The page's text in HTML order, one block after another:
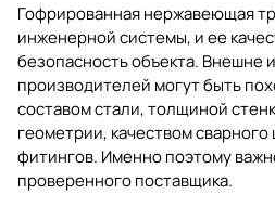
Гофрированная нержавеющая
инженерной системы, и ее
безопасность объекта. Внешне
производителей могут быть
составом стали, толщиной
геометрии, качеством
фитингов. Именно поэтому
проверенного поставщика.